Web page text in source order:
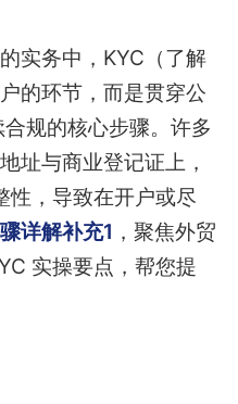
实务中，KYC（了解
的环节，而是贯穿公
规的核心步骤。许多
址与商业登记证上，
性，导致在开户或尽
详解补充1 ，聚焦外贸
实操要点，帮您提